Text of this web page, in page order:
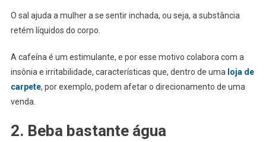
O sal ajuda a mulher a se sentir inchada, ou seja, a substância
retém líquidos do corpo.
A cafeína é um estimulante, e por esse motivo colabora com a
insônia e irritabilidade, características que, dentro de uma loja de
carpete, por exemplo, podem afetar o direcionamento de uma
venda.
2. Beba bastante água